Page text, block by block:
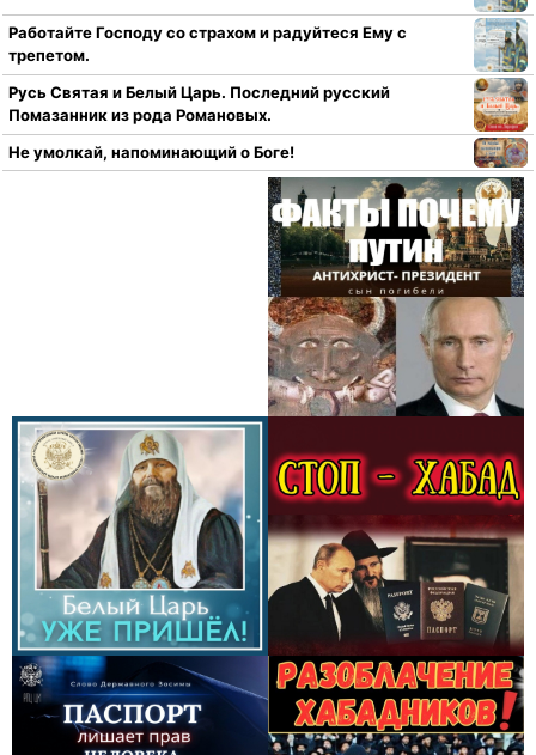
Работайте Господу со страхом и радуйтеся Ему с
трепетом.
Русь Святая и Белый Царь. Последний русский
Помазанник из рода Романовых.
Не умолкай, напоминающий о Боге!